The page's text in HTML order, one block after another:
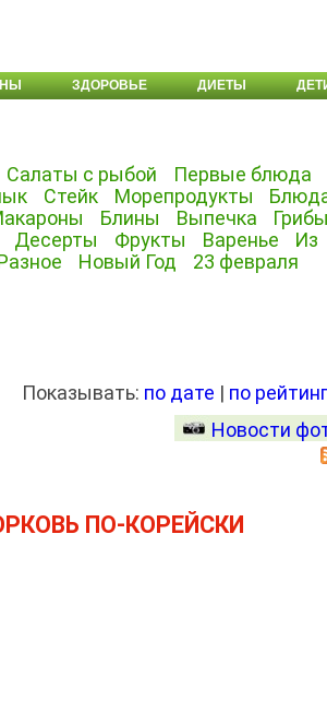
ЗДОРОВЬЕ ДИЕТЫ
Салаты с рыбой
Первые блюда
Стейк Морепродукты
Блины Выпечка
Грибы
Десерты Фрукты Варенье
Из
Новый Год 23 февраля
Показывать: по дате | по
Новости
ПО-КОРЕЙСКИ